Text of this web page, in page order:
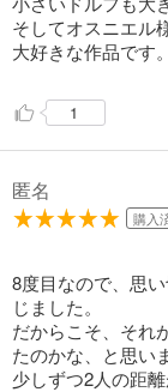
そしてオスニエル
大好きな作品です。
1
匿名
購入
8度目なので、思
じました。
だからこそ、それ
たのかな、と思い
少しずつ2人の距